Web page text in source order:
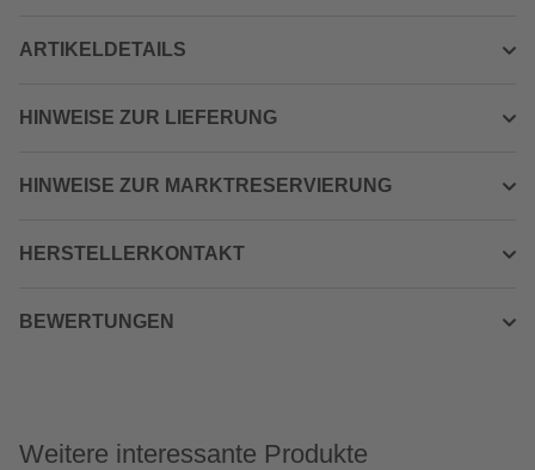
ARTIKELDETAILS
HINWEISE ZUR LIEFERUNG
HINWEISE ZUR MARKTRESERVIERUNG
HERSTELLERKONTAKT
BEWERTUNGEN
Weitere interessante Produkte